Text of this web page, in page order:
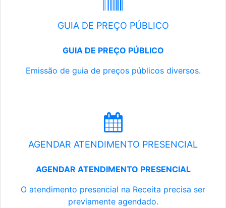
GUIA DE PREÇO PÚBLICO
GUIA DE PREÇO PÚBLICO
Emissão de guia de preços públicos diversos.
AGENDAR ATENDIMENTO PRESENCIAL
AGENDAR ATENDIMENTO PRESENCIAL
O atendimento presencial na Receita precisa ser
previamente agendado.